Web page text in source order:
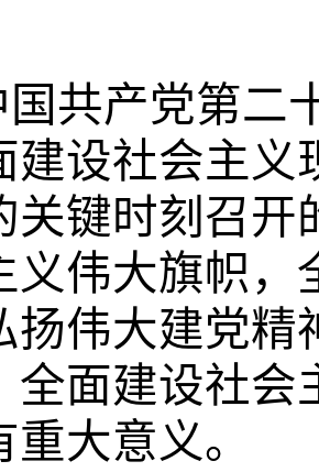
共产党第二
建设社会主义
关键时刻召开
义伟大旗帜，
扬伟大建党精
全面建设社会
大意义。